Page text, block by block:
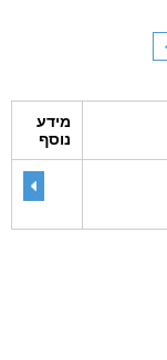
מידע
נוסף